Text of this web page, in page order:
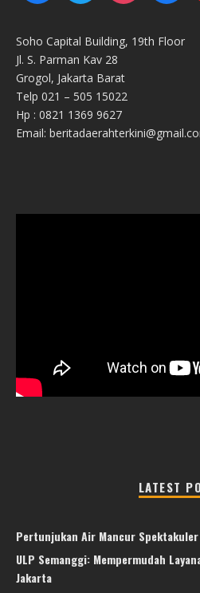
Soho Capital Building, 19th Floor
Jl. S. Parman Kav 28
Grogol, Jakarta Barat
Telp 021 – 505 15022
Hp : 0821 1369 9627
Email:
LATEST
Pertunjukan Air Mancur
ULP Semanggi: Mempermudah
Jakarta